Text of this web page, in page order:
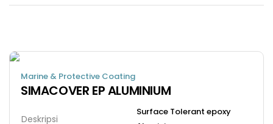
Marine & Protective Coating
SIMACOVER EP ALUMINIUM
Deskripsi
Surface Tolerant epoxy